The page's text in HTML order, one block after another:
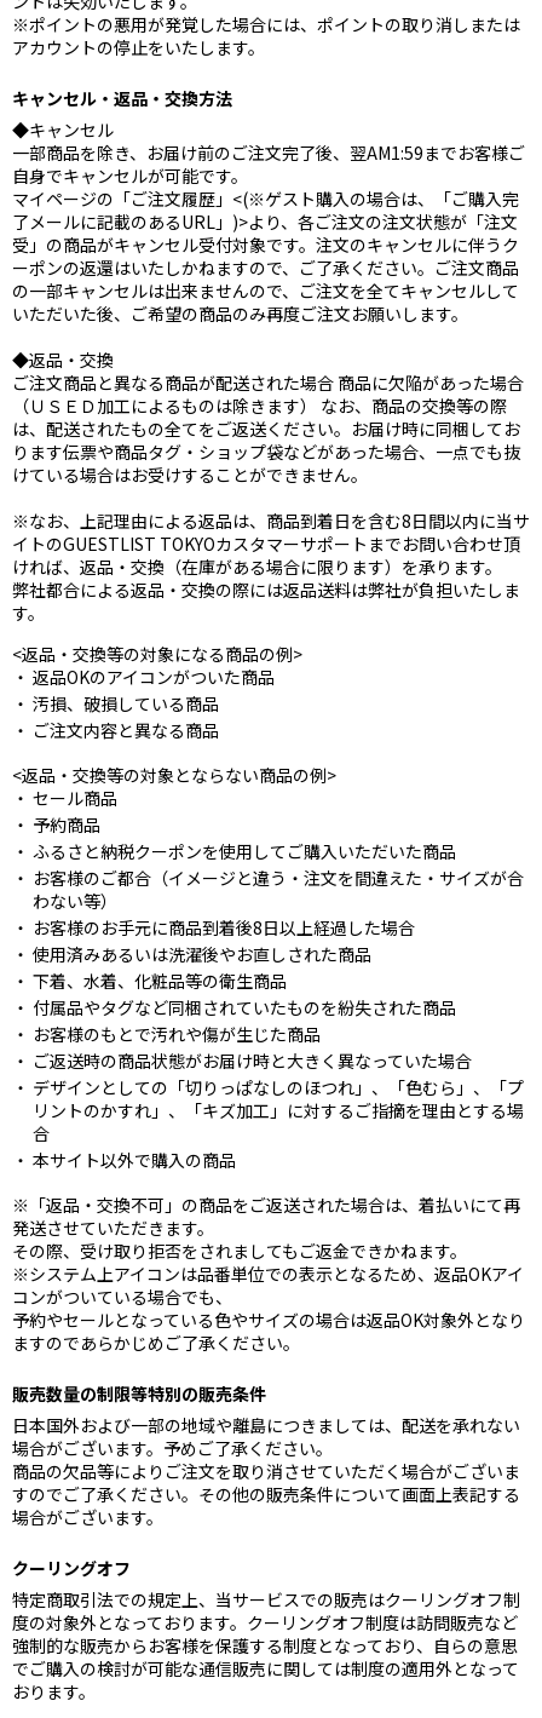
※ポイントの悪用が発覚した場合には、ポイントの取り消しまたは
アカウントの停止をいたします。
キャンセル・返品・交換方法
◆キャンセル
一部商品を除き、お届け前のご注文完了後、翌AM1:59までお客様ご
自身でキャンセルが可能です。
マイページの「ご注文履歴」<(※ゲスト購入の場合は、「ご購入完
了メールに記載のあるURL」)>より、各ご注文の注文状態が「注文
受」の商品がキャンセル受付対象です。注文のキャンセルに伴うク
ーポンの返還はいたしかねますので、ご了承ください。ご注文商品
の一部キャンセルは出来ませんので、ご注文を全てキャンセルして
いただいた後、ご希望の商品のみ再度ご注文お願いします。
◆返品・交換
ご注文商品と異なる商品が配送された場合 商品に欠陥があった場合
（ＵＳＥＤ加工によるものは除きます） なお、商品の交換等の際
は、配送されたもの全てをご返送ください。お届け時に同梱してお
ります伝票や商品タグ・ショップ袋などがあった場合、一点でも抜
けている場合はお受けすることができません。
※なお、上記理由による返品は、商品到着日を含む8日間以内に当サ
イトのGUESTLIST TOKYOカスタマーサポートまでお問い合わせ頂
ければ、返品・交換（在庫がある場合に限ります）を承ります。
弊社都合による返品・交換の際には返品送料は弊社が負担いたしま
す。
<返品・交換等の対象になる商品の例>
返品OKのアイコンがついた商品
汚損、破損している商品
ご注文内容と異なる商品
<返品・交換等の対象とならない商品の例>
セール商品
予約商品
ふるさと納税クーポンを使用してご購入いただいた商品
お客様のご都合（イメージと違う・注文を間違えた・サイズが合
わない等）
お客様のお手元に商品到着後8日以上経過した場合
使用済みあるいは洗濯後やお直しされた商品
下着、水着、化粧品等の衛生商品
付属品やタグなど同梱されていたものを紛失された商品
お客様のもとで汚れや傷が生じた商品
ご返送時の商品状態がお届け時と大きく異なっていた場合
デザインとしての「切りっぱなしのほつれ」、「色むら」、「プ
リントのかすれ」、「キズ加工」に対するご指摘を理由とする場
合
本サイト以外で購入の商品
※「返品・交換不可」の商品をご返送された場合は、着払いにて再
発送させていただきます。
その際、受け取り拒否をされましてもご返金できかねます。
※システム上アイコンは品番単位での表示となるため、返品OKアイ
コンがついている場合でも、
予約やセールとなっている色やサイズの場合は返品OK対象外となり
ますのであらかじめご了承ください。
販売数量の制限等特別の販売条件
日本国外および一部の地域や離島につきましては、配送を承れない
場合がございます。予めご了承ください。
商品の欠品等によりご注文を取り消させていただく場合がございま
すのでご了承ください。その他の販売条件について画面上表記する
場合がございます。
クーリングオフ
特定商取引法での規定上、当サービスでの販売はクーリングオフ制
度の対象外となっております。クーリングオフ制度は訪問販売など
強制的な販売からお客様を保護する制度となっており、自らの意思
でご購入の検討が可能な通信販売に関しては制度の適用外となって
おります。